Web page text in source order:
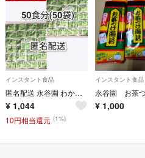
インスタント食品
匿名配送 永谷園 わかめスープ 50食分(50袋) 業務用小分けセット 送料無料
¥ 1,044
10円相当還元 (1%)
インスタント食品
¥ 1,000